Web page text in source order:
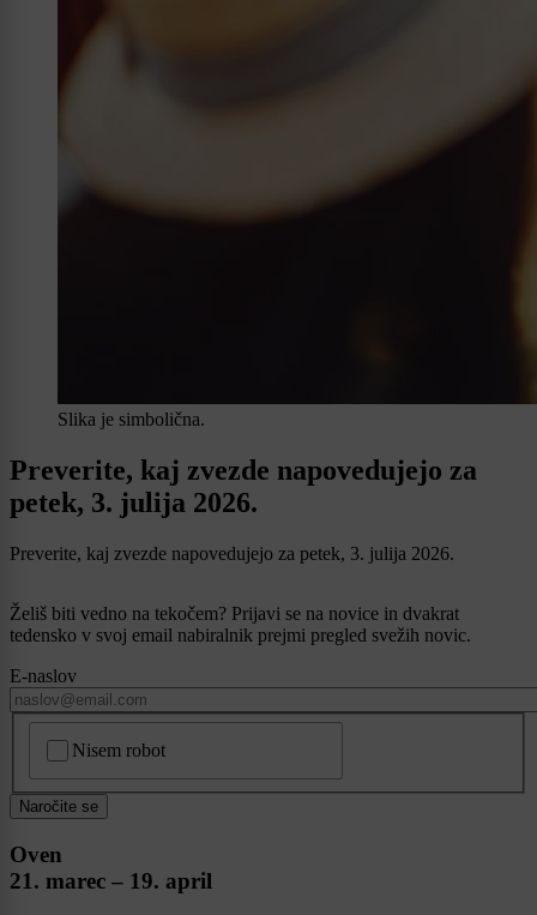
Slika je simbolična.
Preverite, kaj zvezde napovedujejo za
petek, 3. julija 2026.
Preverite, kaj zvezde napovedujejo za petek, 3. julija 2026.
Želiš biti vedno na tekočem? Prijavi se na novice in dvakrat
tedensko v svoj email nabiralnik prejmi pregled svežih novic.
E-naslov
Nisem robot
Naročite se
Oven
21. marec – 19. april